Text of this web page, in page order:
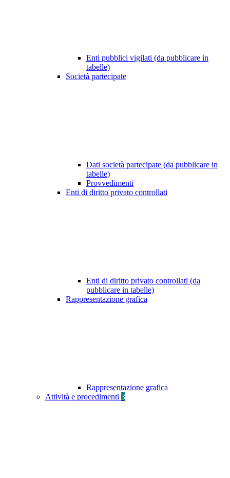
Enti pubblici vigilati (da pubblicare in
tabelle)
Società partecipate
Dati società partecipate (da pubblicare in
tabelle)
Provvedimenti
Enti di diritto privato controllati
Enti di diritto privato controllati (da
pubblicare in tabelle)
Rappresentazione grafica
Rappresentazione grafica
Attività e procedimenti 3